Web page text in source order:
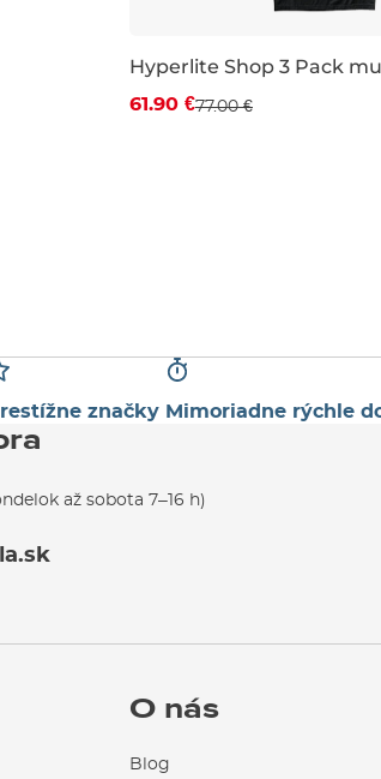
Zľava -20 %
Hyperlite Shop 3 Pack
61.90 €77.00 €
značky Mimoriadne rýchle
až sobota 7–16 h)
O nás
Blog